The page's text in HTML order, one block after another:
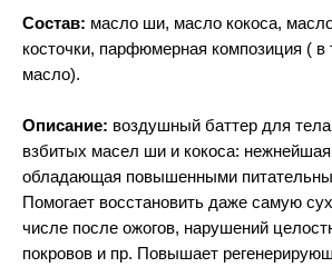
Состав: масло ши, масло кокоса,
косточки, парфюмерная композиция ( в
масло).
Описание: воздушный баттер для
взбитых масел ши и кокоса: нежнейшая
обладающая повышенными
Помогает восстановить даже самую
числе после ожогов, нарушений
покровов и пр. Повышает